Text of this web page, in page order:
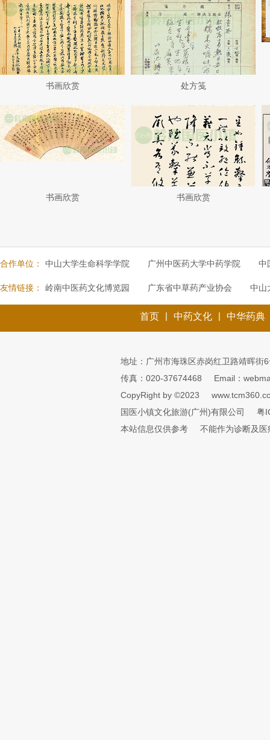
书画欣赏 处方笺
书画欣赏 书画欣赏
合作单位： 中山大学生命科学学院 广州中医药大学中药学院 中
友情链接： 岭南中医药文化博览园 广东省中草药产业协会 中山
首页 | 中药文化 | 中华药典
地址：广州市海珠区赤岗红卫路靖晖街
传真：020-37674468
Email：
CopyRight by ©2023
国医小镇文化旅游(广州)有限公司
粤
本站信息仅供参考
不能作为诊断及医